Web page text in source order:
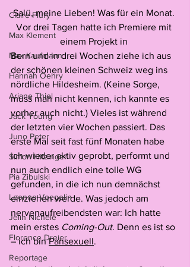
Claire Flury
Max Klement
Max Kaufmann
Hannah Oehry
Ariane Thiel
Jack Young
Juno Peter
Simon Hitzinger
Pia Zibulski
Leonne Voegelin
Jelïn Nichele
Florence Dreier
Reportage
Salü, meine Lieben! Was für ein Monat.
Vor drei Tagen hatte ich Premiere mit
einem Projekt in
Bern und in drei Wochen ziehe ich aus
der schönen kleinen Schweiz weg ins
nördliche Hildesheim. (Keine Sorge,
muss man nicht kennen, ich kannte es
vorher auch nicht.) Vieles ist während
der letzten vier Wochen passiert. Das
erste Mal seit fast fünf Monaten habe
ich wieder aktiv geprobt, performt und
nun auch endlich eine tolle WG
gefunden, in die ich nun demnächst
einziehen werde. Was jedoch am
nervenaufreibendsten war: Ich hatte
mein erstes Coming-Out. Denn es ist so
– ich bin Pansexuell.